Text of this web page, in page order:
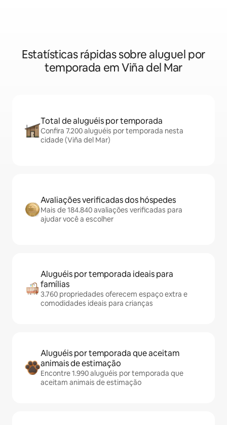
Estatísticas rápidas sobre aluguel por
temporada em Viña del Mar
Total de aluguéis por temporada
Confira 7.200 aluguéis por temporada nesta
cidade (Viña del Mar)
Avaliações verificadas dos hóspedes
Mais de 184.840 avaliações verificadas para
ajudar você a escolher
Aluguéis por temporada ideais para
famílias
3.760 propriedades oferecem espaço extra e
comodidades ideais para crianças
Aluguéis por temporada que aceitam
animais de estimação
Encontre 1.990 aluguéis por temporada que
aceitam animais de estimação